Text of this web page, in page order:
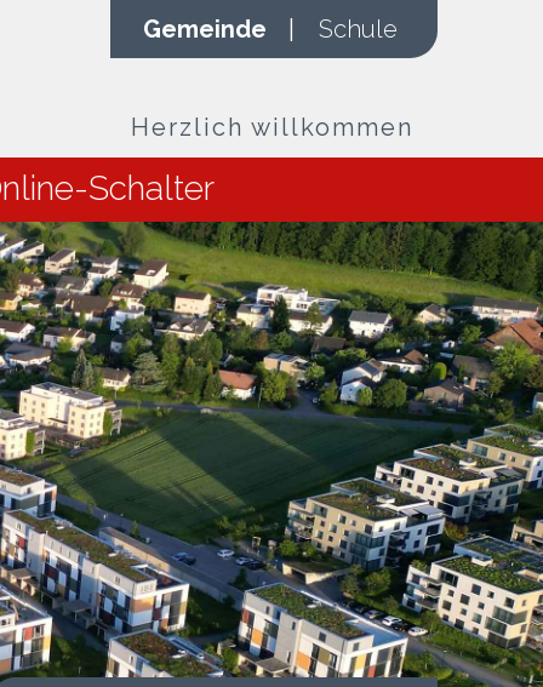
Gemeinde Schule
Herzlich willkommen
Schalter